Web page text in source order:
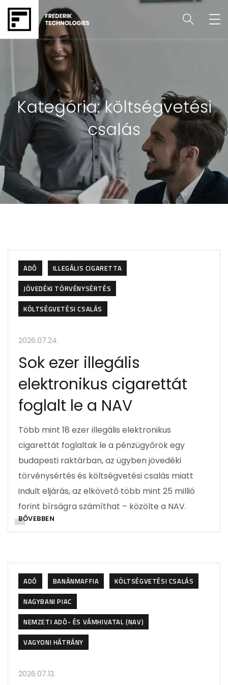
Kategória:költségvetési
csalás
ADÓ
ILLEGÁLIS CIGARETTA
JÖVEDÉKI TÖRVÉNYSÉRTÉS
KÖLTSÉGVETÉSI CSALÁS
2026.07.24.
Sok ezer illegális
elektronikus cigarettát
foglalt le a NAV
Több mint 18 ezer illegális elektronikus
cigarettát foglaltak le a pénzügyőrök egy
budapesti raktárban, az ügyben jövedéki
törvénysértés és költségvetési csalás miatt
indult eljárás, az elkövető több mint 25 millió
forint bírságra számíthat – közölte a NAV.
BŐVEBBEN
ADÓ BANÁNMAFFIA
KÖLTSÉGVETÉSI CSALÁS
NAGYBANI PIAC
NEMZETI ADÓ- ÉS VÁMHIVATAL (NAV)
VAGYONI HÁTRÁNY
2026.07.13.